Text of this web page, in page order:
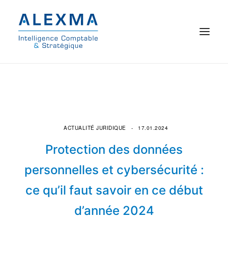
Commissariat aux comptes
On parle de nous
Qui sommes-nous ?
© 2021 Alexma
Protection des données
personnelles et cybersécurité :
ce qu’il faut savoir en ce début
d’année 2024
17.01.2024
ACTUALITÉ JURIDIQUE